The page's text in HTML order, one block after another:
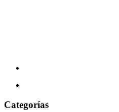
Categorías